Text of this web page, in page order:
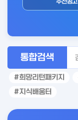
인
통합검색
희망리턴패키지
지식배움터